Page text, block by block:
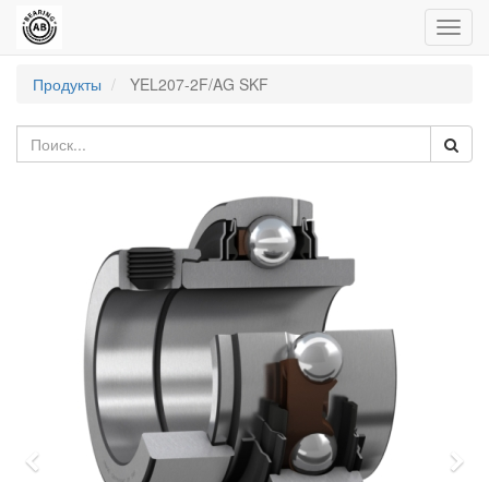
Продукты
YEL207-2F/AG SKF
Previous